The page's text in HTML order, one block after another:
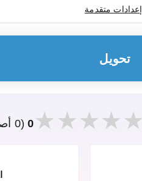
إعدادات متقدمة
تحويل
0(0 أصوات)